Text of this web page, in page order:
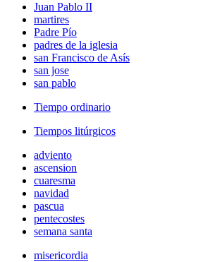
Juan Pablo II
martires
Padre Pío
padres de la iglesia
san Francisco de Asís
san jose
san pablo
Tiempo ordinario
Tiempos litúrgicos
adviento
ascension
cuaresma
navidad
pascua
pentecostes
semana santa
misericordia